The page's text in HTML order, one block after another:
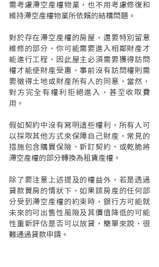
需考慮滯空產權物業，也不用考慮修復和
維持滯空產權物業所依賴的結構問題。
對於存在滯空產權的房屋，還要特別留意
維修的部分，你可能需要進入相鄰財產才
能進行工程，因此屋主必須需要獲得訪問
權才能使財產受惠，事前沒有訪問權則需
要徵得土地或財產所有人的同意，當然，
對方完全有權利拒絕進入，甚至收取費
用。
假如契約中沒有寫明這些權利，所有人可
以採取其他方式來保障自己財產，常見的
措施包含購買保險、新訂契約、或乾脆將
滯空產權的部分轉換為租賃產權。
除了要注意上述提及的權益外，若是透過
貸款買房的情狀下，如果該房產的任何部
分受到滯空產權的約束時，銀行方可能就
未來的可出售性風險及其價值降低的可能
性重新評估是否可以放貸，簡單來說，很
難通過貸款申請。